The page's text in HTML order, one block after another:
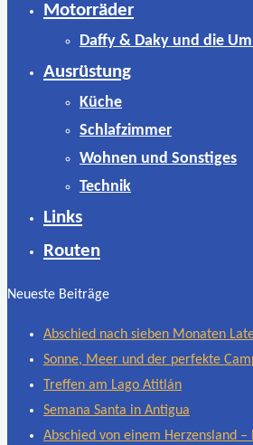
Motorräder
Daffy & Daky und die
Ausrüstung
Küche
Schlafzimmer
Wohnen und Sonstiges
Technik
Links
Routen
Neueste Beiträge
Abschied nach sieben Monaten
Sonne, Meer und der perfekte
Treffen am Lago Atitlán
Semana Santa in Antigua
Abschied von einem Herzensland –